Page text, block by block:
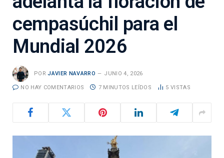
cempasúchil para el
Mundial 2026
POR JAVIER NAVARRO JUNIO 4, 2026
NO HAY COMENTARIOS 7 MINUTOS LEÍDOS 5 VISTAS